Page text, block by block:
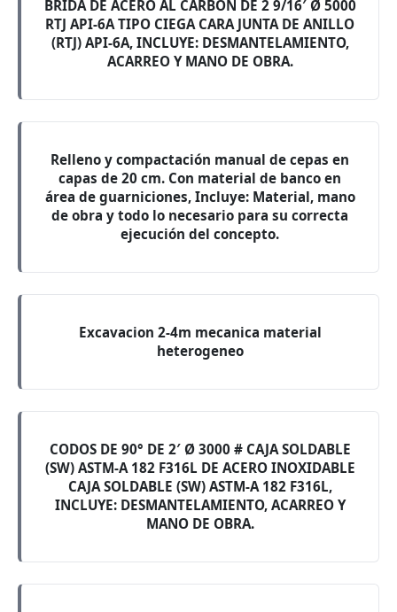
BRIDA DE ACERO AL CARBON DE 2 9/16′ Ø 5000
RTJ API-6A TIPO CIEGA CARA JUNTA DE ANILLO
(RTJ) API-6A, INCLUYE: DESMANTELAMIENTO,
ACARREO Y MANO DE OBRA.
Relleno y compactación manual de cepas en
capas de 20 cm. Con material de banco en
área de guarniciones, Incluye: Material, mano
de obra y todo lo necesario para su correcta
ejecución del concepto.
Excavacion 2-4m mecanica material
heterogeneo
CODOS DE 90° DE 2′ Ø 3000 # CAJA SOLDABLE
(SW) ASTM-A 182 F316L DE ACERO INOXIDABLE
CAJA SOLDABLE (SW) ASTM-A 182 F316L,
INCLUYE: DESMANTELAMIENTO, ACARREO Y
MANO DE OBRA.